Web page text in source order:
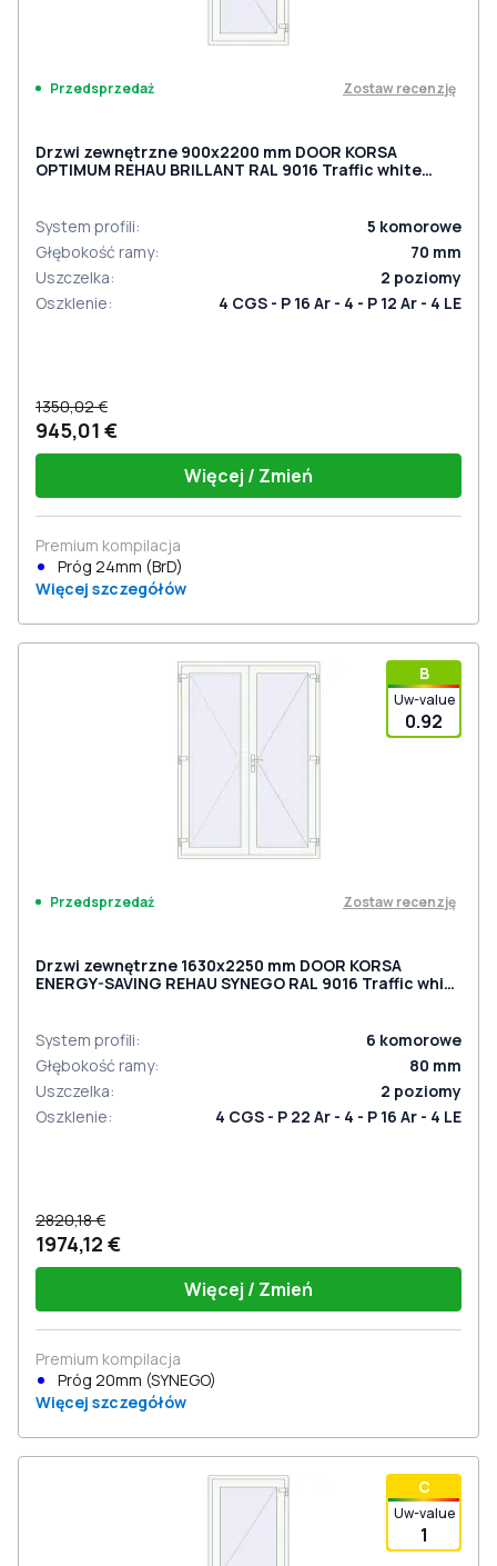
Przedsprzedaż Zostaw recenzję
Drzwi zewnętrzne 900x2200 mm DOOR KORSA
OPTIMUM REHAU BRILLANT RAL 9016 Traffic white
System profili: 5 komorowe
Głębokość ramy: 70 mm
Uszczelka: 2 poziomy
Oszklenie: 4 CGS - P 16 Ar - 4 - P 12 Ar - 4 LE
1350,02 €
945,01 €
Więcej / Zmień
Premium kompilacja
Próg 24mm (BrD)
Więcej szczegółów
В
Uw-value
0.92
Przedsprzedaż Zostaw recenzję
Drzwi zewnętrzne 1630x2250 mm DOOR KORSA
ENERGY-SAVING REHAU SYNEGO RAL 9016 Traffic white
System profili: 6 komorowe
Głębokość ramy: 80 mm
Uszczelka: 2 poziomy
Oszklenie: 4 CGS - P 22 Ar - 4 - P 16 Ar - 4 LE
2820,18 €
1974,12 €
Więcej / Zmień
Premium kompilacja
Próg 20mm (SYNEGO)
Więcej szczegółów
С
Uw-value
1